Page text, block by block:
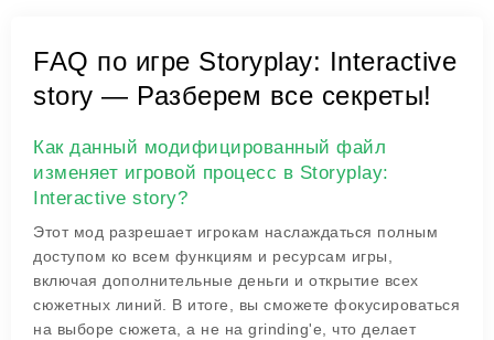
FAQ по игре Storyplay: Interactive
story — Разберем все секреты!
Как данный модифицированный файл
изменяет игровой процесс в Storyplay:
Interactive story?
Этот мод разрешает игрокам наслаждаться полным
доступом ко всем функциям и ресурсам игры,
включая дополнительные деньги и открытие всех
сюжетных линий. В итоге, вы сможете фокусироваться
на выборе сюжета, а не на grinding'e, что делает